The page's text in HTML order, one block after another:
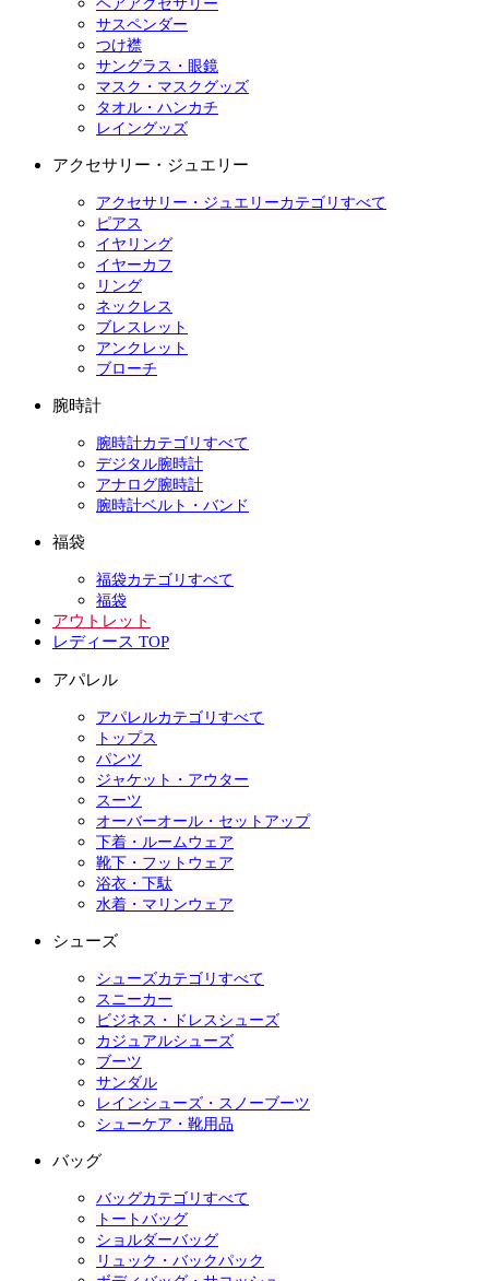
ヘアアクセサリー
サスペンダー
つけ襟
サングラス・眼鏡
マスク・マスクグッズ
タオル・ハンカチ
レイングッズ
アクセサリー・ジュエリー
アクセサリー・ジュエリーカテゴリすべて
ピアス
イヤリング
イヤーカフ
リング
ネックレス
ブレスレット
アンクレット
ブローチ
腕時計
腕時計カテゴリすべて
デジタル腕時計
アナログ腕時計
腕時計ベルト・バンド
福袋
福袋カテゴリすべて
福袋
アウトレット
レディース TOP
アパレル
アパレルカテゴリすべて
トップス
パンツ
ジャケット・アウター
スーツ
オーバーオール・セットアップ
下着・ルームウェア
靴下・フットウェア
浴衣・下駄
水着・マリンウェア
シューズ
シューズカテゴリすべて
スニーカー
ビジネス・ドレスシューズ
カジュアルシューズ
ブーツ
サンダル
レインシューズ・スノーブーツ
シューケア・靴用品
バッグ
バッグカテゴリすべて
トートバッグ
ショルダーバッグ
リュック・バックパック